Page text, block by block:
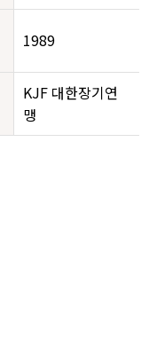
1989
KJF 대한장기연
맹